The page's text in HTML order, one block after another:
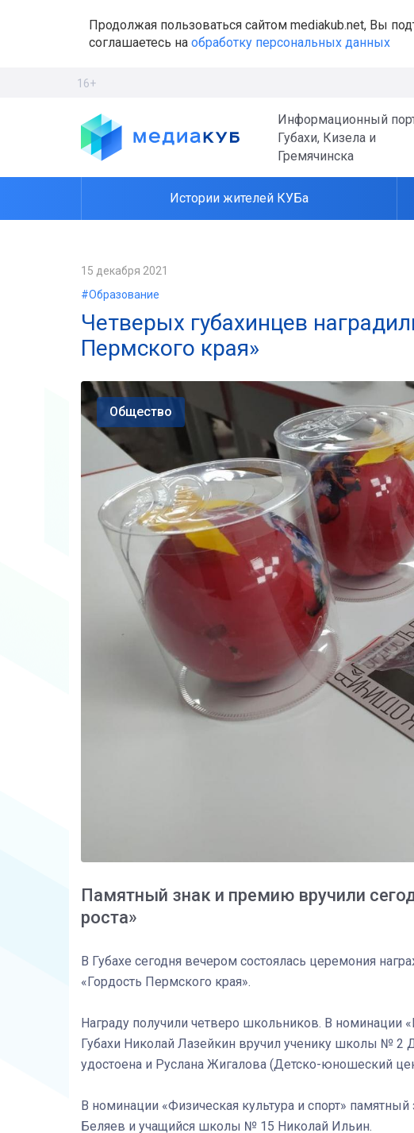
Продолжая пользоваться сайтом mediakub.net, Вы
соглашаетесь на обработку персональных данных
16+
Информационный
Губахи, Кизела и
Гремячинска
Истории жителей КУБа
15 декабря 2021
#Образование
Четверых губахинцев
Пермского края»
Общество
Памятный знак и премию вручили
роста»
В Губахе сегодня вечером состоялась церемония
«Гордость Пермского края».
Награду получили четверо школьников. В номинации
Губахи Николай Лазейкин вручил ученику школы № 2
удостоена и Руслана Жигалова (Детско-юношеский
В номинации «Физическая культура и спорт»
Беляев и учащийся школы № 15 Николай Ильин.